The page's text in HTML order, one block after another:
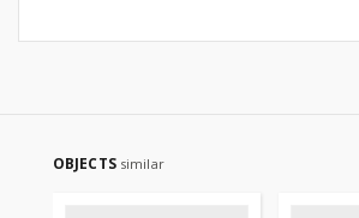
OBJECTS similar